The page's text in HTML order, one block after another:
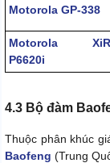
Motorola GP-338
Motorola XiR
P6620i
4.3 Bộ đàm
Thuộc phân khúc
Baofeng (Trung